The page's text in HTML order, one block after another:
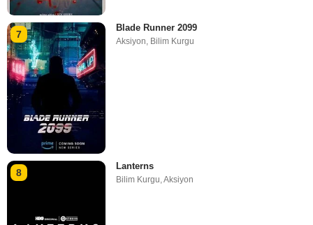
7
Blade Runner 2099
Aksiyon, Bilim Kurgu
8
Lanterns
Bilim Kurgu,Aksiyon